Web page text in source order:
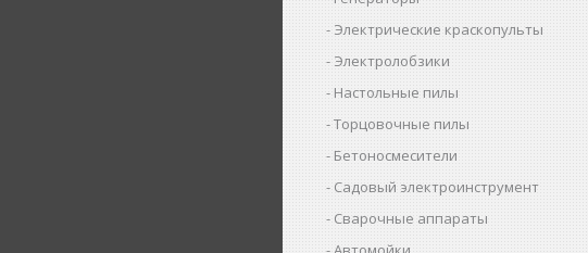
Электрические краскопульты
Электролобзики
Настольные пилы
Торцовочные пилы
Бетоносмесители
Садовый электроинструмент
Сварочные аппараты